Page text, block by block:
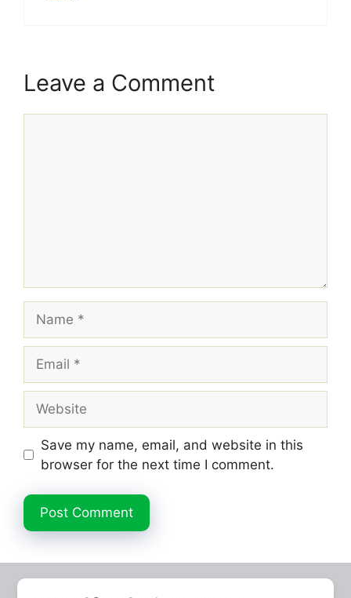
Leave a Comment
Save my name, email, and website in this
browser for the next time I comment.